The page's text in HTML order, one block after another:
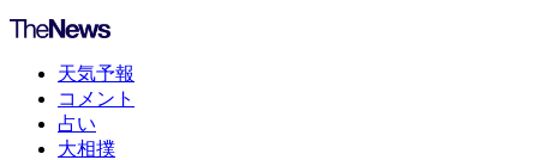
天気予報
コメント
占い
大相撲